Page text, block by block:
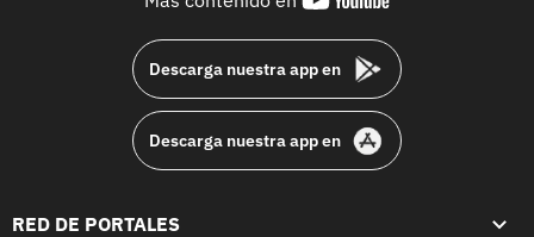
Descarga nuestra app en
Descarga nuestra app en
RED DE PORTALES